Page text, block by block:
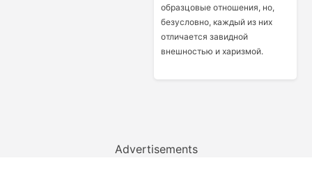
образцовые отношения, но,
безусловно, каждый из них
отличается завидной
внешностью и харизмой.
Advertisements